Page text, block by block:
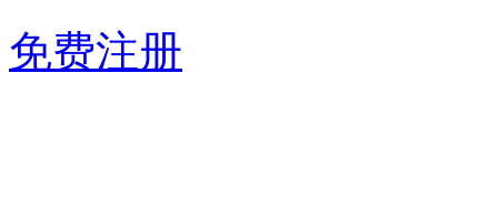
免费注册